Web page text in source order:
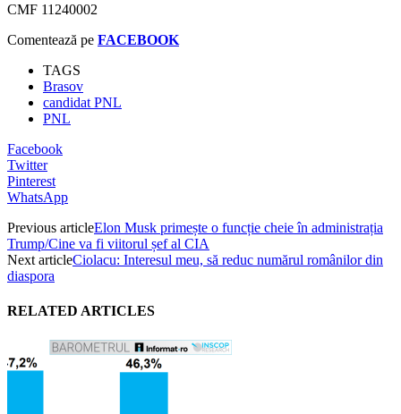
CMF 11240002
Comentează pe FACEBOOK
TAGS
Brasov
candidat PNL
PNL
Facebook
Twitter
Pinterest
WhatsApp
Previous articleElon Musk primește o funcție cheie în administrația
Trump/Cine va fi viitorul șef al CIA
Next articleCiolacu: Interesul meu, să reduc numărul românilor din
diaspora
RELATED ARTICLES